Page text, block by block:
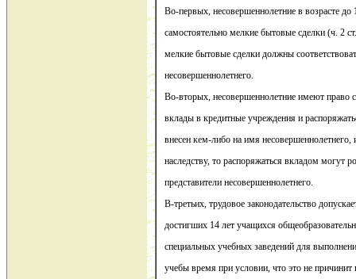
Во-первых, несовершеннолетние в возрасте до
самостоятельно мелкие бытовые сделки (ч. 2
мелкие бытовые сделки должны
несовершеннолетнего.
Во-вторых, несовершеннолетние имеют право
вклады в кредитные учреждения и
внесен кем-либо на имя
наследству, то распоряжаться вкладом могут
представители несовершеннолетнего.
В-третьих, трудовое законодательство
достигших 14 лет учащихся
специальных учебных заведений для
учебы время при условии, что это не причинит